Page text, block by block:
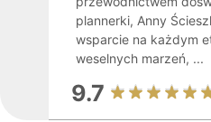
plannerki, Anny
wsparcie na każdym
weselnych marzeń, ...
9.7